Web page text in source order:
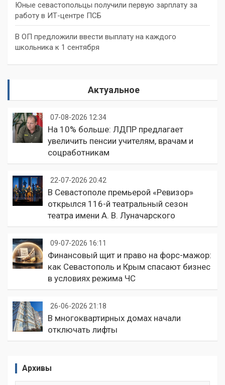
Юные севастопольцы получили первую зарплату за
работу в ИТ-центре ПСБ
В ОП предложили ввести выплату на каждого
школьника к 1 сентября
Актуальное
07-08-2026 12:34
На 10% больше: ЛДПР предлагает
увеличить пенсии учителям, врачам и
соцработникам
22-07-2026 20:42
В Севастополе премьерой «Ревизор»
открылся 116-й театральный сезон
театра имени А. В. Луначарского
09-07-2026 16:11
Финансовый щит и право на форс-мажор:
как Севастополь и Крым спасают бизнес
в условиях режима ЧС
26-06-2026 21:18
В многоквартирных домах начали
отключать лифты
Архивы